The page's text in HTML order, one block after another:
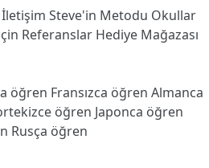
İletişim Steve'in Metodu Okullar
Referanslar Hediye Mağazası
öğren Fransızca öğren Almanca
öğren Japonca öğren
Rusça öğren